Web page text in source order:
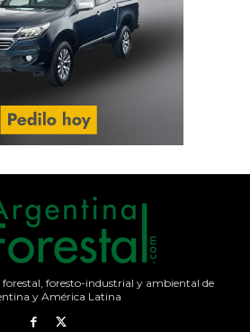
foresto-industrial y ambiental de
y América Latina